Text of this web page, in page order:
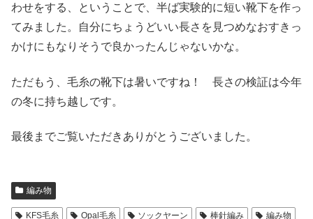
わせをする、ということで、半ば実験的に短い靴下を作っ
てみました。自分にちょうどいい長さを見つめなおすきっ
かけにもなりそうで良かったんじゃないかな。
ただもう、毛糸の靴下は暑いですね！ 長さの検証は今年
の冬に持ち越しです。
最後までご覧いただきありがとうございました。
編み物
KFS毛糸 Opal毛糸 ソックヤーン 棒針編み
編み物